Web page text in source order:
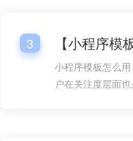
3 【小程序模
小程序模板怎么
户在关注度层面